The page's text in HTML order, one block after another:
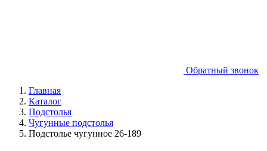
Обратный звонок
Главная
Каталог
Подстолья
Чугунные подстолья
Подстолье чугунное 26-189